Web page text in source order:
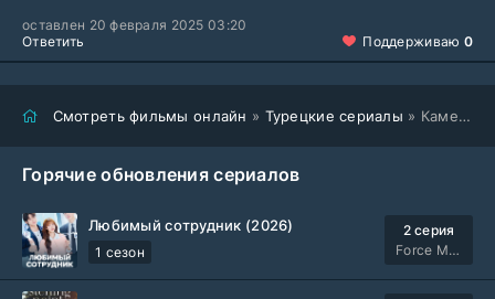
оставлен 20 февраля 2025 03:20
Ответить
Поддерживаю 0
Смотреть фильмы онлайн » Турецкие сериалы » Камень, ножницы, бумага (2025)
Горячие обновления сериалов
Любимый сотрудник (2026)
1 сезон
2 серия
Force Media